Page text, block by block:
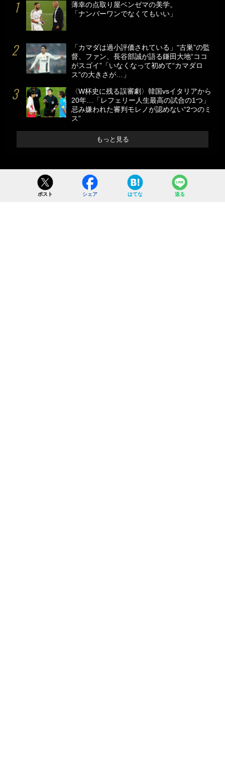
薄幸の点取り屋ベンゼマの美学。
「ナンバーワンでなくてもいい」
「カマダは過小評価されている」“古巣”の監
督、ファン、長谷部誠が語る鎌田大地“ココ
がスゴイ”「いなくなって初めて“カマダロ
ス”の大きさが…」
〈W杯史に残る誤審劇〉韓国vsイタリアから
20年…「レフェリー人生最高の試合の1つ」
忌み嫌われた審判モレノが認めない“2つのミ
ス”
もっと見る
ポスト シェア はてな 送る